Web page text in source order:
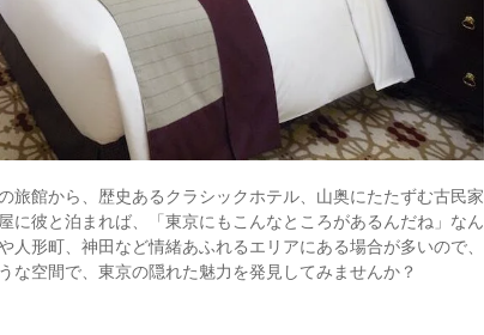
旅館から、歴史あるクラシックホテル、山奥にたたずむ古民家
に彼と泊まれば、「東京にもこんなところがあるんだね」なん
形町、神田など情緒あふれるエリアにある場合が多いので、
な空間で、東京の隠れた魅力を発見してみませんか？